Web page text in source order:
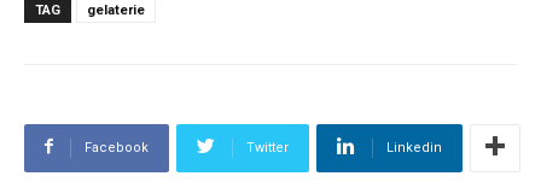
TAG gelaterie
Facebook Twitter Linkedin